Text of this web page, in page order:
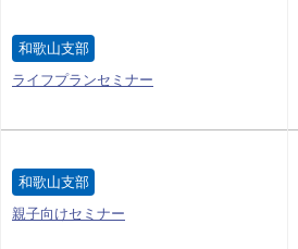
和歌山支部
ライフプランセミナー
和歌山支部
親子向けセミナー